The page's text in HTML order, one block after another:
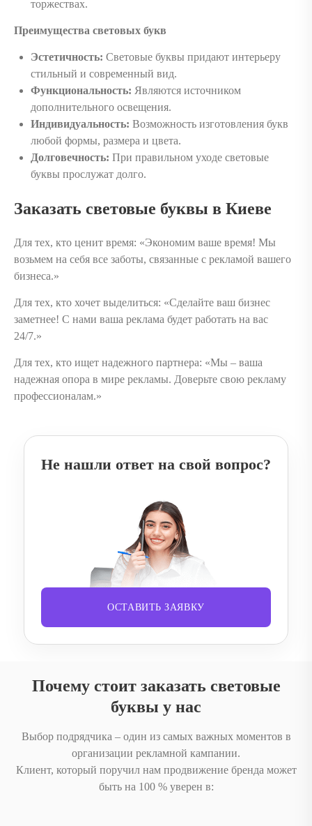
торжествах.
Преимущества световых букв
Эстетичность: Световые буквы придают интерьеру
стильный и современный вид.
Функциональность: Являются источником
дополнительного освещения.
Индивидуальность: Возможность изготовления букв
любой формы, размера и цвета.
Долговечность: При правильном уходе световые
буквы прослужат долго.
Заказать световые буквы в Киеве
Для тех, кто ценит время: «Экономим ваше время! Мы
возьмем на себя все заботы, связанные с рекламой вашего
бизнеса.»
Для тех, кто хочет выделиться: «Сделайте ваш бизнес
заметнее! С нами ваша реклама будет работать на вас
24/7.»
Для тех, кто ищет надежного партнера: «Мы – ваша
надежная опора в мире рекламы. Доверьте свою рекламу
профессионалам.»
Не нашли ответ на свой вопрос?
ОСТАВИТЬ ЗАЯВКУ
Почему стоит заказать световые
буквы у нас
Выбор подрядчика – один из самых важных моментов в
организации рекламной кампании.
Клиент, который поручил нам продвижение бренда может
быть на 100 % уверен в: